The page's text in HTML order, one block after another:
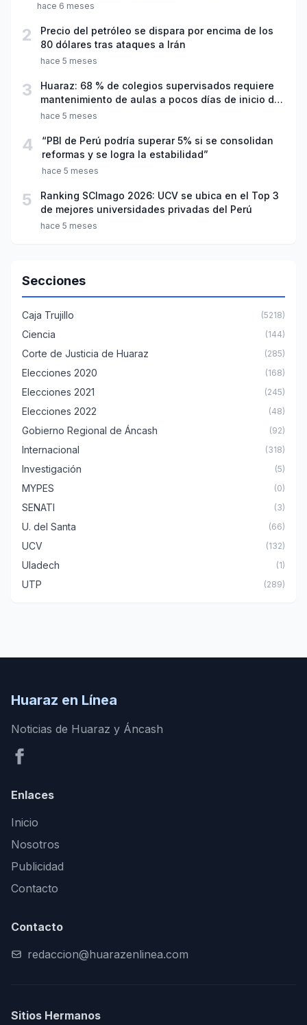
hace 6 meses
2
Precio del petróleo se dispara por encima de los
80 dólares tras ataques a Irán
hace 5 meses
3
Huaraz: 68 % de colegios supervisados requiere
mantenimiento de aulas a pocos días de inicio del
año escolar 2026
hace 5 meses
4
“PBI de Perú podría superar 5% si se consolidan
reformas y se logra la estabilidad”
hace 5 meses
5
Ranking SCImago 2026: UCV se ubica en el Top 3
de mejores universidades privadas del Perú
hace 5 meses
Secciones
Caja Trujillo (5218)
Ciencia (144)
Corte de Justicia de Huaraz (285)
Elecciones 2020 (168)
Elecciones 2021 (245)
Elecciones 2022 (48)
Gobierno Regional de Áncash (92)
Internacional (318)
Investigación (5)
MYPES (0)
SENATI (3)
U. del Santa (66)
UCV (132)
Uladech (1)
UTP (289)
Huaraz en Línea
Noticias de Huaraz y Áncash
Enlaces
Inicio
Nosotros
Publicidad
Contacto
Contacto
redaccion@huarazenlinea.com
Sitios Hermanos